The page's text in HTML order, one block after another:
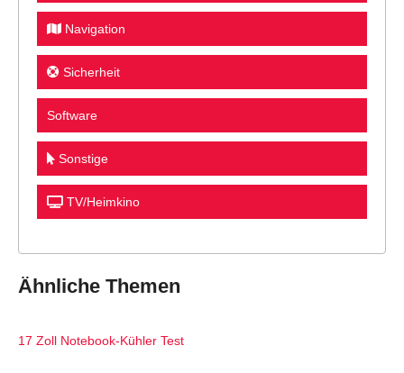
Navigation
Sicherheit
Software
Sonstige
TV/Heimkino
Ähnliche Themen
17 Zoll Notebook-Kühler Test